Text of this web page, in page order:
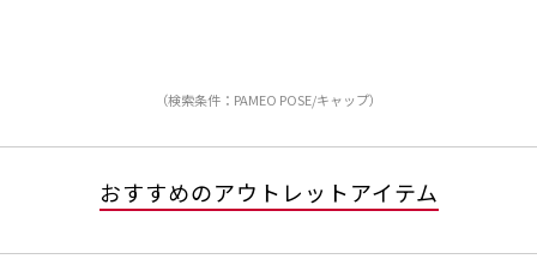
（検索条件：PAMEO POSE/キャップ）
おすすめのアウトレットアイテム